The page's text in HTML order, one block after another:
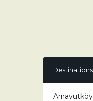
Destinations
Arnavutköy